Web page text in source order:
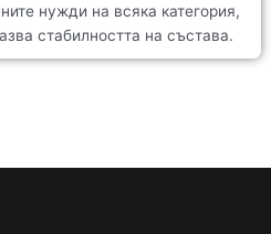
нужди на всяка категория,
стабилността на състава.